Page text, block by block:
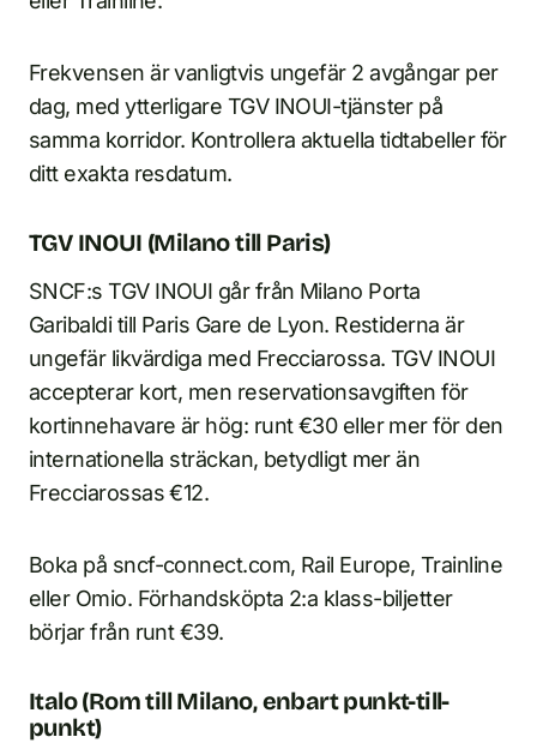
Frekvensen är vanligtvis ungefär 2 avgångar per
dag, med ytterligare TGV INOUI-tjänster på
samma korridor. Kontrollera aktuella tidtabeller för
ditt exakta resdatum.
TGV INOUI (Milano till Paris)
SNCF:s TGV INOUI går från Milano Porta
Garibaldi till Paris Gare de Lyon. Restiderna är
ungefär likvärdiga med Frecciarossa. TGV INOUI
accepterar kort, men reservationsavgiften för
kortinnehavare är hög: runt €30 eller mer för den
internationella sträckan, betydligt mer än
Frecciarossas €12.
Boka på sncf-connect.com, Rail Europe, Trainline
eller Omio. Förhandsköpta 2:a klass-biljetter
börjar från runt €39.
Italo (Rom till Milano, enbart punkt-till-
punkt)